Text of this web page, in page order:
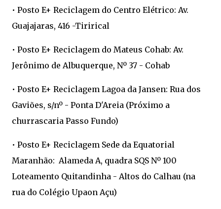
• Posto E+ Reciclagem do Centro Elétrico: Av.
Guajajaras, 416 -Tirirical
• Posto E+ Reciclagem do Mateus Cohab: Av.
Jerônimo de Albuquerque, Nº 37 - Cohab
• Posto E+ Reciclagem Lagoa da Jansen: Rua dos
Gaviões, s/nº - Ponta D'Areia (Próximo a
churrascaria Passo Fundo)
• Posto E+ Reciclagem Sede da Equatorial
Maranhão: Alameda A, quadra SQS Nº 100
Loteamento Quitandinha - Altos do Calhau (na
rua do Colégio Upaon Açu)